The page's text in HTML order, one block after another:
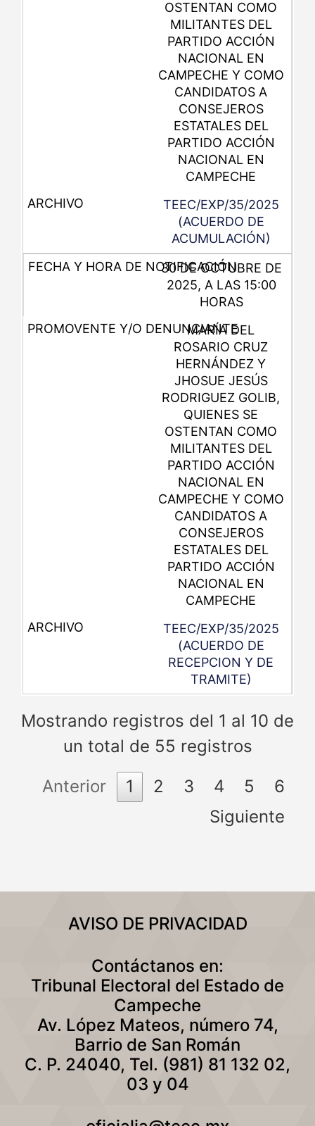
OSTENTAN COMO
MILITANTES DEL
PARTIDO ACCIÓN
NACIONAL EN
CAMPECHE Y COMO
CANDIDATOS A
CONSEJEROS
ESTATALES DEL
PARTIDO ACCIÓN
NACIONAL EN
CAMPECHE
TEEC/EXP/35/2025
(ACUERDO DE
ACUMULACIÓN)
30 DE OCTUBRE DE
2025, A LAS 15:00
HORAS
MARÍA DEL
ROSARIO CRUZ
HERNÁNDEZ Y
JHOSUE JESÚS
RODRIGUEZ GOLIB,
QUIENES SE
OSTENTAN COMO
MILITANTES DEL
PARTIDO ACCIÓN
NACIONAL EN
CAMPECHE Y COMO
CANDIDATOS A
CONSEJEROS
ESTATALES DEL
PARTIDO ACCIÓN
NACIONAL EN
CAMPECHE
TEEC/EXP/35/2025
(ACUERDO DE
RECEPCION Y DE
TRAMITE)
Mostrando registros del 1 al 10 de
un total de 55 registros
Anterior
1 2 3 4 5
6
Siguiente
AVISO DE PRIVACIDAD
Contáctanos en:
Tribunal Electoral del Estado de
Campeche
Av. López Mateos, número 74,
Barrio de San Román
C. P. 24040, Tel. (981) 81 132 02,
03 y 04